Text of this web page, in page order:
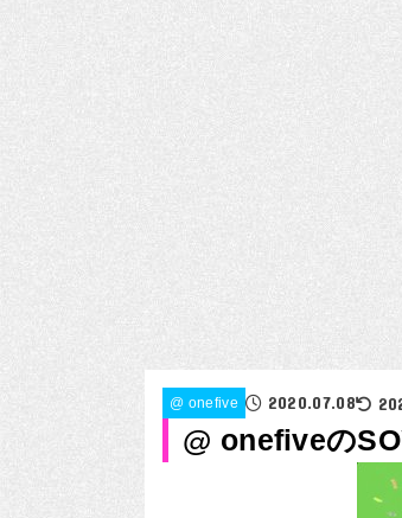
@ onefive 2020.07.08
@ onefiveの